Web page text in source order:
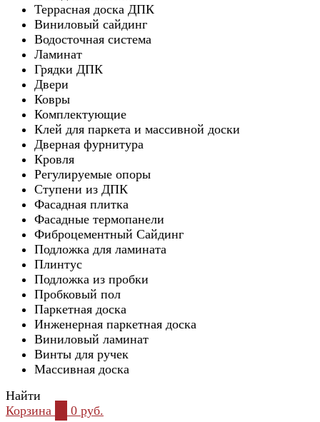
Террасная доска ДПК
Виниловый сайдинг
Водосточная система
Ламинат
Грядки ДПК
Двери
Ковры
Комплектующие
Клей для паркета и массивной доски
Дверная фурнитура
Кровля
Регулируемые опоры
Ступени из ДПК
Фасадная плитка
Фасадные термопанели
Фиброцементный Сайдинг
Подложка для ламината
Плинтус
Подложка из пробки
Пробковый пол
Паркетная доска
Инженерная паркетная доска
Виниловый ламинат
Винты для ручек
Массивная доска
Найти
Корзина
0 руб.